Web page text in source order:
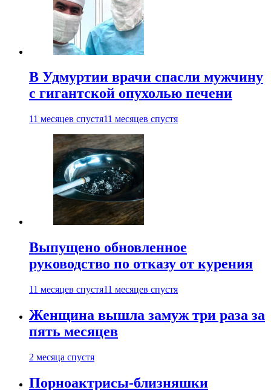
В Удмуртии врачи спасли мужчину
с гигантской опухолью печени
11 месяцев спустя11 месяцев спустя
Выпущено обновленное
руководство по отказу от курения
11 месяцев спустя11 месяцев спустя
Женщина вышла замуж три раза за
пять месяцев
2 месяца спустя
Порноактрисы-близняшки